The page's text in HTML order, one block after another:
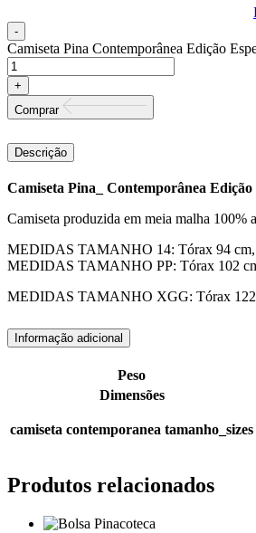
Camiseta Pina Contemporânea Edição
Comprar
Descrição
Camiseta Pina_ Contemporânea
Camiseta produzida em meia malha 100%
MEDIDAS TAMANHO 14: Tórax 94 cm,
MEDIDAS TAMANHO PP: Tórax 102
MEDIDAS TAMANHO XGG: Tórax 122
Informação adicional
Peso
Dimensões
camiseta contemporanea tamanho_sizes
Produtos relacionados